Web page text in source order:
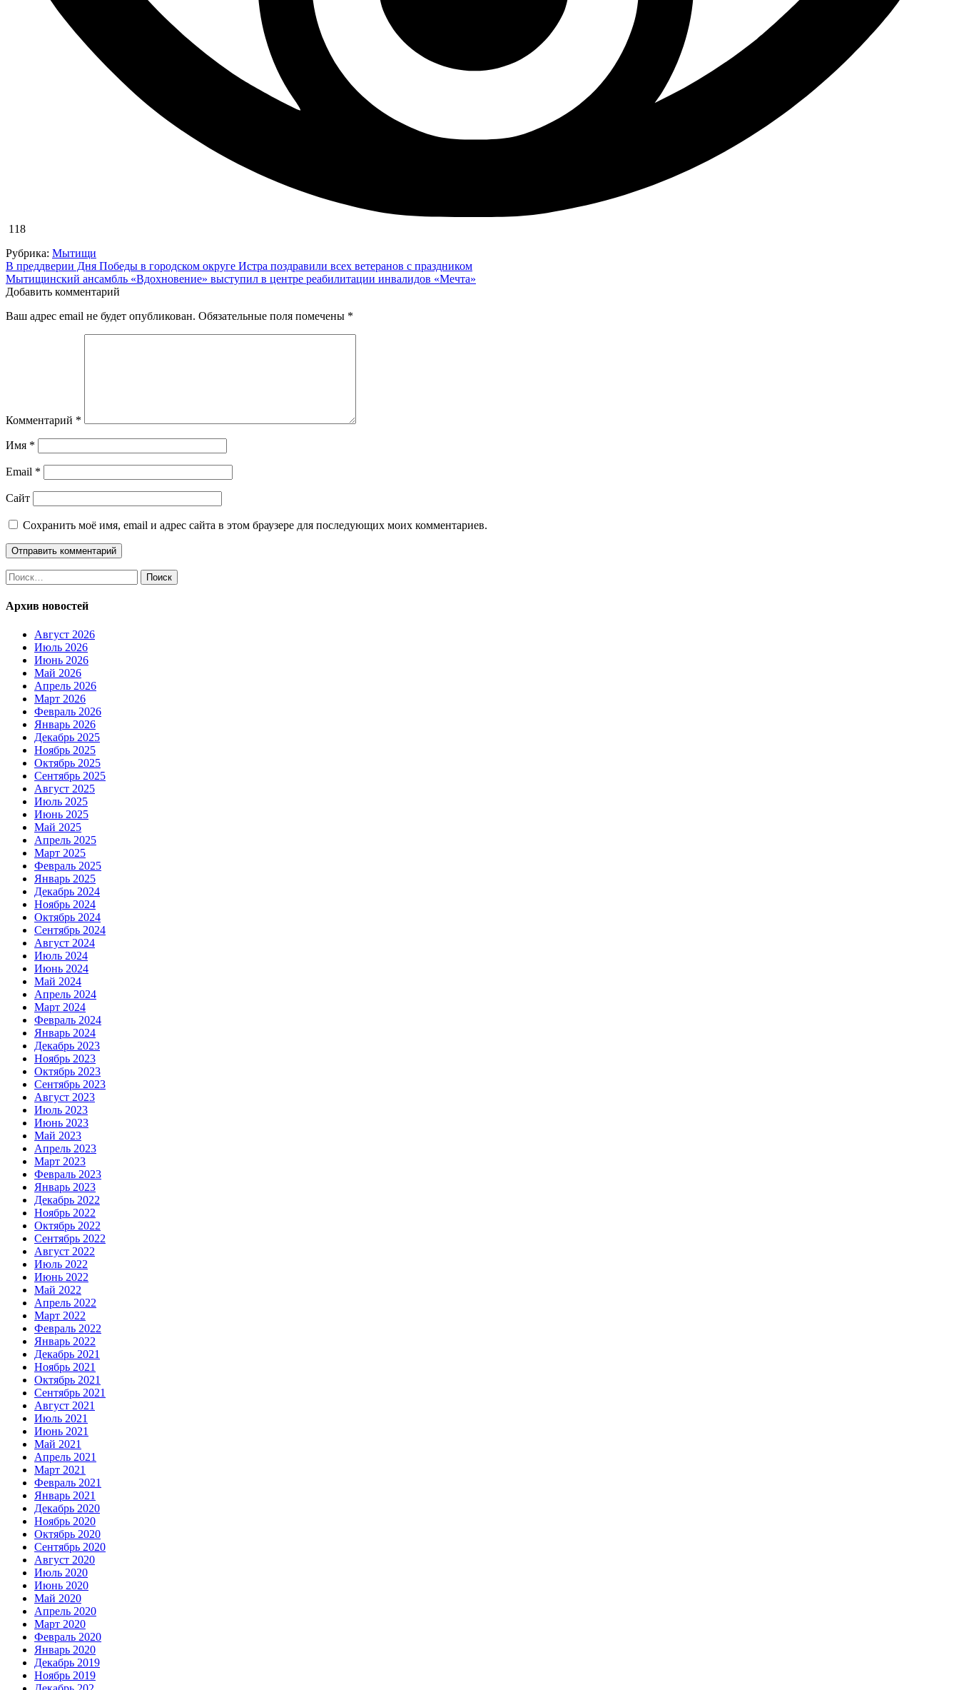
118
Рубрика: Мытищи
Навигация
по
В преддверии Дня Победы в городском округе Истра поздравили всех ветеранов с праздником
Мытищинский ансамбль «Вдохновение» выступил в центре реабилитации инвалидов «Мечта»
Добавить комментарий
Ваш адрес email не будет опубликован. Обязательные поля помечены *
Комментарий *
Имя *
Email *
Сайт
Сохранить моё имя, email и адрес сайта в этом браузере для последующих моих комментариев.
Найти:
Архив новостей
Август 2026
Июль 2026
Июнь 2026
Май 2026
Апрель 2026
Март 2026
Февраль 2026
Январь 2026
Декабрь 2025
Ноябрь 2025
Октябрь 2025
Сентябрь 2025
Август 2025
Июль 2025
Июнь 2025
Май 2025
Апрель 2025
Март 2025
Февраль 2025
Январь 2025
Декабрь 2024
Ноябрь 2024
Октябрь 2024
Сентябрь 2024
Август 2024
Июль 2024
Июнь 2024
Май 2024
Апрель 2024
Март 2024
Февраль 2024
Январь 2024
Декабрь 2023
Ноябрь 2023
Октябрь 2023
Сентябрь 2023
Август 2023
Июль 2023
Июнь 2023
Май 2023
Апрель 2023
Март 2023
Февраль 2023
Январь 2023
Декабрь 2022
Ноябрь 2022
Октябрь 2022
Сентябрь 2022
Август 2022
Июль 2022
Июнь 2022
Май 2022
Апрель 2022
Март 2022
Февраль 2022
Январь 2022
Декабрь 2021
Ноябрь 2021
Октябрь 2021
Сентябрь 2021
Август 2021
Июль 2021
Июнь 2021
Май 2021
Апрель 2021
Март 2021
Февраль 2021
Январь 2021
Декабрь 2020
Ноябрь 2020
Октябрь 2020
Сентябрь 2020
Август 2020
Июль 2020
Июнь 2020
Май 2020
Апрель 2020
Март 2020
Февраль 2020
Январь 2020
Декабрь 2019
Ноябрь 2019